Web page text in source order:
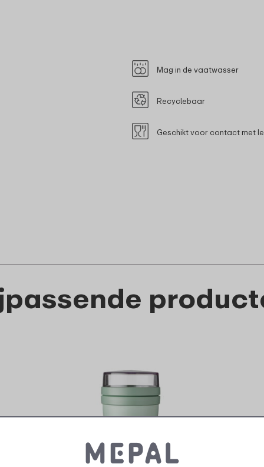
Mag in de vaatwasser
Recyclebaar
Geschikt voor contact met